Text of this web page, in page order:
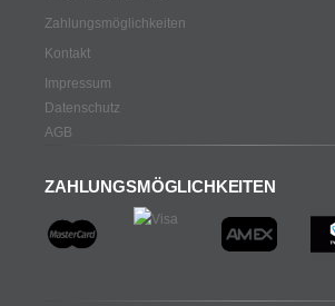
Zahlungsmöglichkeiten
Kontakt
Impressum
Datenschutz
AGB
ZAHLUNGSMÖGLICHKEITEN